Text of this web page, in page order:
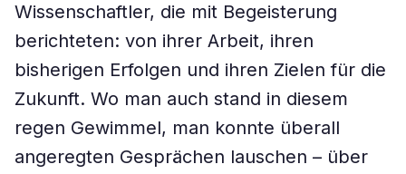
Wissenschaftler, die mit Begeisterung
berichteten: von ihrer Arbeit, ihren
bisherigen Erfolgen und ihren Zielen für die
Zukunft. Wo man auch stand in diesem
regen Gewimmel, man konnte überall
angeregten Gesprächen lauschen – über